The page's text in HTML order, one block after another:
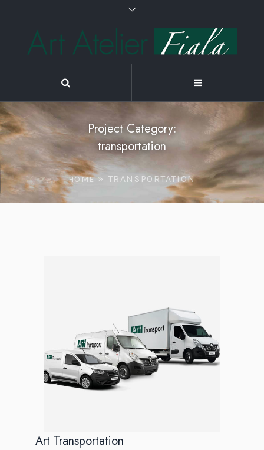
Project Category:
transportation
HOME» TRANSPORTATION
Art Transportation